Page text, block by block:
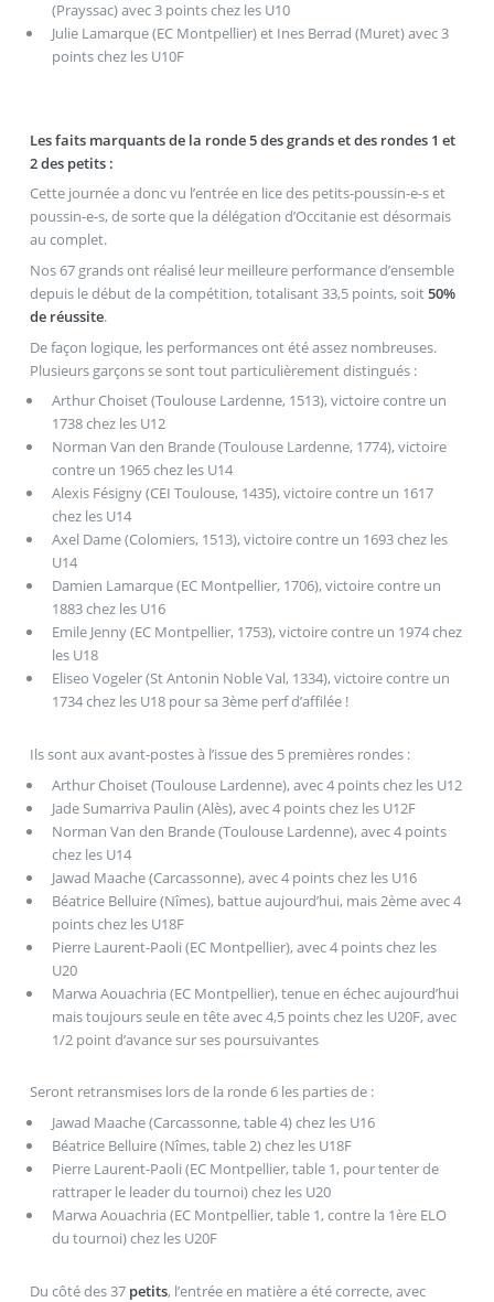
(Prayssac) avec 3 points chez les U10
Julie Lamarque (EC Montpellier) et Ines Berrad (Muret) avec 3
points chez les U10F
Les faits marquants de la ronde 5 des grands et des rondes 1 et
2 des petits :
Cette journée a donc vu l’entrée en lice des petits-poussin-e-s et
poussin-e-s, de sorte que la délégation d’Occitanie est désormais
au complet.
Nos 67 grands ont réalisé leur meilleure performance d’ensemble
depuis le début de la compétition, totalisant 33,5 points, soit50%
de réussite.
De façon logique, les performances ont été assez nombreuses.
Plusieurs garçons se sont tout particulièrement distingués :
Arthur Choiset (Toulouse Lardenne, 1513), victoire contre un
1738 chez les U12
Norman Van den Brande (Toulouse Lardenne, 1774), victoire
contre un 1965 chez les U14
Alexis Fésigny (CEI Toulouse, 1435), victoire contre un 1617
chez les U14
Axel Dame (Colomiers, 1513), victoire contre un 1693 chez les
U14
Damien Lamarque (EC Montpellier, 1706), victoire contre un
1883 chez les U16
Emile Jenny (EC Montpellier, 1753), victoire contre un 1974 chez
les U18
Eliseo Vogeler (St Antonin Noble Val, 1334), victoire contre un
1734 chez les U18 pour sa 3ème perf d’affilée !
Ils sont aux avant-postes à l’issue des 5 premières rondes :
Arthur Choiset (Toulouse Lardenne), avec 4 points chez les U12
Jade Sumarriva Paulin (Alès), avec 4 points chez les U12F
Norman Van den Brande (Toulouse Lardenne), avec 4 points
chez les U14
Jawad Maache (Carcassonne), avec 4 points chez les U16
Béatrice Belluire (Nîmes), battue aujourd’hui, mais 2ème avec 4
points chez les U18F
Pierre Laurent-Paoli (EC Montpellier), avec 4 points chez les
U20
Marwa Aouachria (EC Montpellier), tenue en échec aujourd’hui
mais toujours seule en tête avec 4,5 points chez les U20F, avec
1/2 point d’avance sur ses poursuivantes
Seront retransmises lors de la ronde 6 les parties de :
Jawad Maache (Carcassonne, table 4) chez les U16
Béatrice Belluire (Nîmes, table 2) chez les U18F
Pierre Laurent-Paoli (EC Montpellier, table 1, pour tenter de
rattraper le leader du tournoi) chez les U20
Marwa Aouachria (EC Montpellier, table 1, contre la 1ère ELO
du tournoi) chez les U20F
Du côté des 37 petits, l’entrée en matière a été correcte, avec